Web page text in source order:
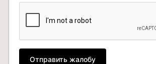
Отправить жалобу